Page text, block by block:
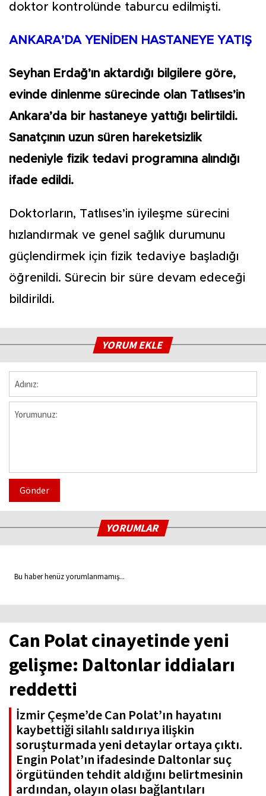
doktor kontrolünde taburcu edilmişti.
ANKARA’DA YENİDEN HASTANEYE YATIŞ
Seyhan Erdağ’ın aktardığı bilgilere göre,
evinde dinlenme sürecinde olan Tatlıses’in
Ankara’da bir hastaneye yattığı belirtildi.
Sanatçının uzun süren hareketsizlik
nedeniyle fizik tedavi programına alındığı
ifade edildi.
Doktorların, Tatlıses’in iyileşme sürecini
hızlandırmak ve genel sağlık durumunu
güçlendirmek için fizik tedaviye başladığı
öğrenildi. Sürecin bir süre devam edeceği
bildirildi.
YORUM EKLE
Gönder
YORUMLAR
Bu haber henüz yorumlanmamış...
Can Polat cinayetinde yeni
gelişme: Daltonlar iddiaları
reddetti
İzmir Çeşme’de Can Polat’ın hayatını
kaybettiği silahlı saldırıya ilişkin
soruşturmada yeni detaylar ortaya çıktı.
Engin Polat’ın ifadesinde Daltonlar suç
örgütünden tehdit aldığını belirtmesinin
ardından, olayın olası bağlantıları